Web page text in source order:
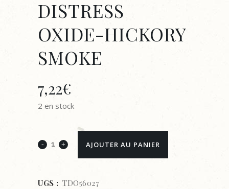
DISTRESS
OXIDE-HICKORY
SMOKE
7,22€
2 en stock
ENCRE
HOLTZ-
AJOUTER AU PANIER
UGS : TDO56027